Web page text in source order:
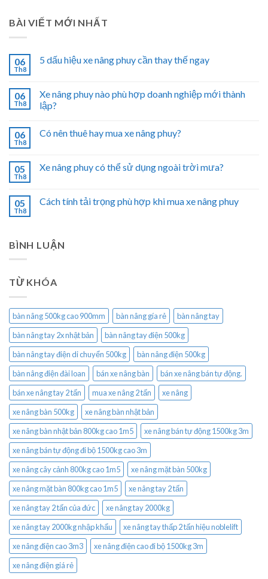
BÀI VIẾT MỚI NHẤT
06
Th8
5 dấu hiệu xe nâng phuy cần thay thế ngay
06
Th8
Xe nâng phuy nào phù hợp doanh nghiệp mới thành
lập?
06
Th8
Có nên thuê hay mua xe nâng phuy?
05
Th8
Xe nâng phuy có thể sử dụng ngoài trời mưa?
05
Th8
Cách tính tải trọng phù hợp khi mua xe nâng phuy
BÌNH LUẬN
TỪ KHÓA
bàn nâng 500kg cao 900mm bàn nâng gía rẻ
bàn nâng tay
bàn nâng tay 2x nhật bản
bàn nâng tay điện 500kg
bàn nâng tay điện di chuyển 500kg
bàn nâng điện 500kg
bàn nâng điện đài loan
bán xe nâng bàn
bán xe nâng bán tự động.
bán xe nâng tay 2 tấn
mua xe nâng 2 tấn
xe nâng
xe nâng bàn 500kg
xe nâng bàn nhật bản
xe nâng bàn nhật bản 800kg cao 1m5
xe nâng bán tự động 1500kg 3m
xe nâng bán tự động đi bộ 1500kg cao 3m
xe nâng cây cảnh 800kg cao 1m5
xe nâng mặt bàn 500kg
xe nâng mặt bàn 800kg cao 1m5
xe nâng tay 2 tấn
xe nâng tay 2 tấn của đức
xe nâng tay 2000kg
xe nâng tay 2000kg nhập khẩu
xe nâng tay thấp 2 tấn hiệu noblelift
xe nâng điện cao 3m3
xe nâng điện cao đi bộ 1500kg 3m
xe nâng điện giá rẻ